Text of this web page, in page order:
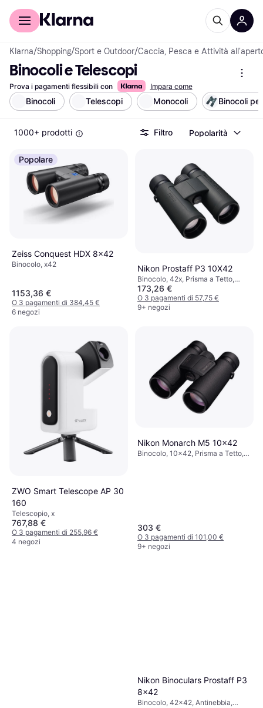
Per il tuo shopping
Klarna/Shopping/Sport e Outdoor/Caccia, Pesca e Attività
Binocoli e Telescopi
Prova i pagamenti flessibili con Impara come
Binocoli Telescopi Monocoli Binocoli
1000+ prodotti Filtro Popolarità
Popolare
Zeiss Conquest HDX 8x42
Binocolo, x42
1153,36 €
O 3 pagamenti di 384,45 €
6 negozi
Nikon Prostaff P3 10X42
Binocolo, 42x, Prisma a Tetto,
Antinebbia, Multistrato
173,26 €
O 3 pagamenti di 57,75 €
9+ negozi
ZWO Smart Telescope AP 30
160
Telescopio, x
767,88 €
O 3 pagamenti di 255,96 €
4 negozi
Nikon Monarch M5 10x42
Binocolo, 10x42, Prisma a Tetto,
303 €
O 3 pagamenti di 101,00 €
9+ negozi
Nikon Binoculars Prostaff P3
8x42
Binocolo, 42x42, Antinebbia,